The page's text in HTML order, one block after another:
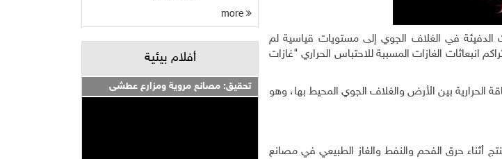
في الغلاف الجوي إلى مستويات قياسية لم
الغازات المسببة للاحتباس الحراري "غازات
الحرارية بين الأرض والغلاف الجوي المحيط بها، وهو
أثناء حرق الفحم والنفط والغاز الطبيعي في مصانع
أفلام بيئية
تحقيق: مصانع مروية ومزارع عطشى